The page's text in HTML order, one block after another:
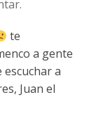
te
a gente
escuchar a
Juan el